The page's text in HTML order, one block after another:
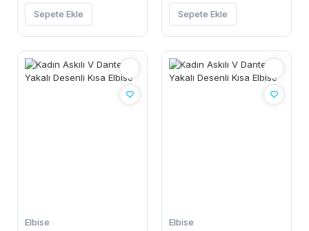
Sepete Ekle Sepete Ekle
Elbise Elbise